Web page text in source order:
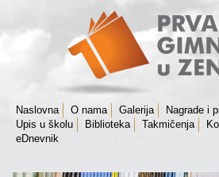
Naslovna O nama Galerija Nagrade i
Upis u školu
Biblioteka Takmičenja
eDnevnik